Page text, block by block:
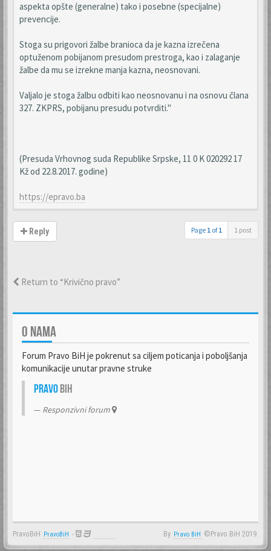
aspekta opšte (generalne) tako i posebne (specijalne)
prevencije.
Stoga su prigovori žalbe branioca da je kazna izrečena
optuženom pobijanom presudom prestroga, kao i zalaganje
žalbe da mu se izrekne manja kazna, neosnovani.
Valjalo je stoga žalbu odbiti kao neosnovanu i na osnovu člana
327. ZKPRS, pobijanu presudu potvrditi."
(Presuda Vrhovnog suda Republike Srpske, 11 0 K 020292 17
Kž od 22.8.2017. godine)
https://epravo.ba
Reply Page 1 of1 1 post
Return to “Krivično pravo”
O NAMA
Forum Pravo BiH je pokrenut sa ciljem poticanja i poboljšanja
komunikacije unutar pravne struke
PravoBiH
Responzivni forum
PravoBiH PravoBiH - By Pravo BiH ©Pravo BiH 2019.